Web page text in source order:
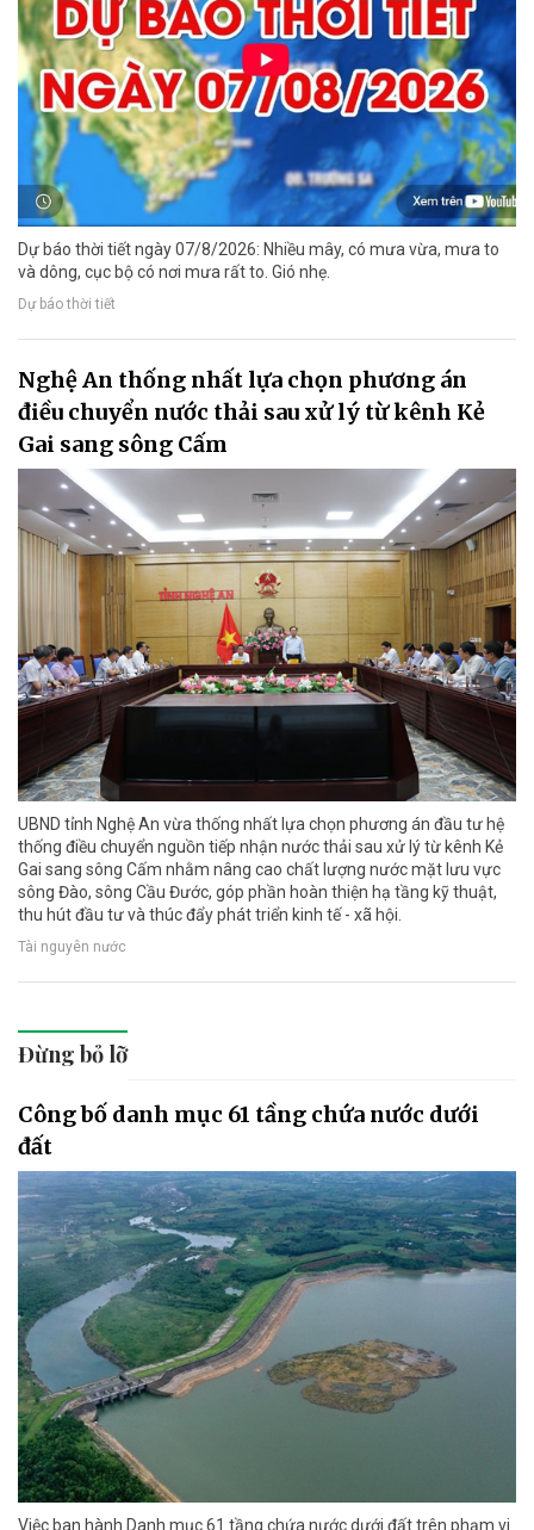
Dự báo thời tiết ngày 07/8/2026: Nhiều mây, có mưa vừa, mưa to
và dông, cục bộ có nơi mưa rất to. Gió nhẹ.
Dự báo thời tiết
Nghệ An thống nhất lựa chọn phương án
điều chuyển nước thải sau xử lý từ kênh Kẻ
Gai sang sông Cấm
UBND tỉnh Nghệ An vừa thống nhất lựa chọn phương án đầu tư hệ
thống điều chuyển nguồn tiếp nhận nước thải sau xử lý từ kênh Kẻ
Gai sang sông Cấm nhằm nâng cao chất lượng nước mặt lưu vực
sông Đào, sông Cầu Đước, góp phần hoàn thiện hạ tầng kỹ thuật,
thu hút đầu tư và thúc đẩy phát triển kinh tế - xã hội.
Tài nguyên nước
Đừng bỏ lỡ
Công bố danh mục 61 tầng chứa nước dưới
đất
Việc ban hành Danh mục 61 tầng chứa nước dưới đất trên phạm vi